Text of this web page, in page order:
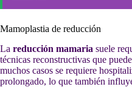
Mamoplastia de reducción
La reducción mamaria suele
técnicas reconstructivas que
muchos casos se requiere
prolongado, lo que también